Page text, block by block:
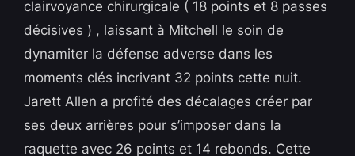
clairvoyance chirurgicale ( 18 points et 8 passes
décisives ) , laissant à Mitchell le soin de
dynamiter la défense adverse dans les
moments clés incrivant 32 points cette nuit.
Jarett Allen a profité des décalages créer par
ses deux arrières pour s’imposer dans la
raquette avec 26 points et 14 rebonds. Cette